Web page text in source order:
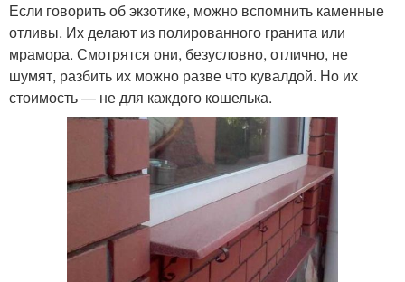
Если говорить об экзотике, можно вспомнить каменные
отливы. Их делают из полированного гранита или
мрамора. Смотрятся они, безусловно, отлично, не
шумят, разбить их можно разве что кувалдой. Но их
стоимость — не для каждого кошелька.